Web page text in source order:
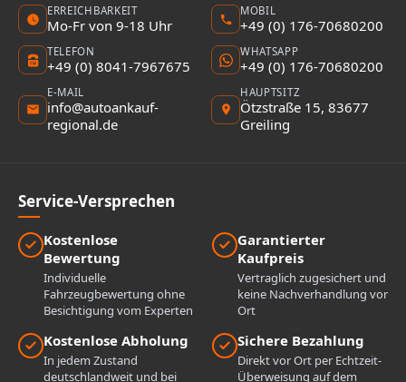
ERREICHBARKEIT
Mo-Fr von 9-18 Uhr
MOBIL
+49 (0) 176-70680200
TELEFON
+49 (0) 8041-7967675
WHATSAPP
+49 (0) 176-70680200
E-MAIL
info@autoankauf-
regional.de
HAUPTSITZ
Ötzstraße 15, 83677
Greiling
Service-Versprechen
Kostenlose
Bewertung
Individuelle
Fahrzeugbewertung ohne
Besichtigung vom Experten
Garantierter
Kaufpreis
Vertraglich zugesichert und
keine Nachverhandlung vor
Ort
Kostenlose Abholung
In jedem Zustand
deutschlandweit und bei
Sichere Bezahlung
Direkt vor Ort per Echtzeit-
Überweisung auf dem